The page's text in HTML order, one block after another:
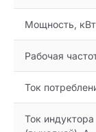
Мощность, кВт
Рабочая
Ток
Ток индуктора